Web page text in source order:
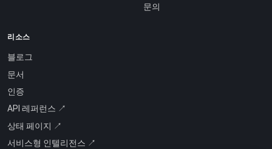
문의
리소스
블로그
문서
인증
API 레퍼런스 ↗
상태 페이지 ↗
서비스형 인텔리전스 ↗